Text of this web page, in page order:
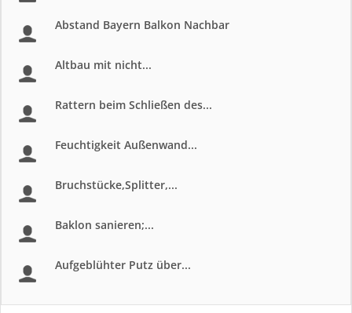
Abstand Bayern Balkon Nachbar
Altbau mit nicht...
Rattern beim Schließen des...
Feuchtigkeit Außenwand...
Bruchstücke,Splitter,...
Baklon sanieren;...
Aufgeblühter Putz über...